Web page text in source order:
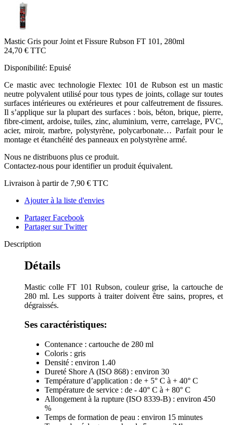
Mastic Gris pour Joint et Fissure Rubson FT 101, 280ml
24,70 € TTC
Disponibilité: Epuisé
Ce mastic avec technologie Flextec 101 de Rubson est un mastic
neutre polyvalent utilisé pour tous types de joints, collage sur toutes
surfaces intérieures ou extérieures et pour calfeutrement de fissures.
Il s’applique sur la plupart des surfaces : bois, béton, brique, pierre,
fibre-ciment, ardoise, tuiles, zinc, aluminium, verre, carrelage, PVC,
acier, miroir, marbre, polystyrène, polycarbonate… Parfait pour le
montage et étanchéité des panneaux en polystyrène armé.
Nous ne distribuons plus ce produit.
Contactez-nous pour identifier un produit équivalent.
Livraison à partir de 7,90 € TTC
Ajouter à la liste d'envies
Partager Facebook
Partager sur Twitter
Description
Détails
Mastic colle FT 101 Rubson, couleur grise, la cartouche de
280 ml. Les supports à traiter doivent être sains, propres, et
dégraissés.
Ses caractéristiques:
Contenance : cartouche de 280 ml
Coloris : gris
Densité : environ 1.40
Dureté Shore A (ISO 868) : environ 30
Température d’application : de + 5° C à + 40° C
Température de service : de - 40° C à + 80° C
Allongement à la rupture (ISO 8339-B) : environ 450
%
Temps de formation de peau : environ 15 minutes